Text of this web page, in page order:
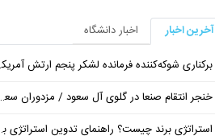
آخرین اخبار
اخبار دانشگاه
برکناری شوکه‌کننده فرمانده لشکر پنجم ارتش آمریکا در اروپا
خنجر انتقام صنعا در گلوی آل سعود / مزدوران سعودی زیر ضرب انصارالله
استراتژی برند چیست؟ راهنمای تدوین استراتژی برند برای ساخت مسیر رشد متمایز